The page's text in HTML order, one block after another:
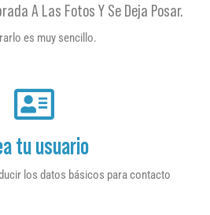
A Las Fotos Y Se Deja Posar.
es muy sencillo.
tu usuario
los datos básicos para contacto